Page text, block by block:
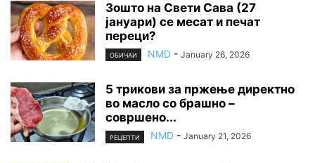
Зошто на Свети Сава (27
јануари) се месат и печат
переци?
ОБИЧАИ NMD - January 26, 2026
5 трикови за пржење директно
во масло со брашно –
совршено...
РЕЦЕПТИ NMD - January 21, 2026